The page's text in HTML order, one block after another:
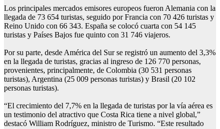
Los principales mercados emisores europeos fueron Alemania con la
llegada de 73 654 turistas, seguido por Francia con 70 426 turistas y
Reino Unido con 66 343. España se colocó cuarta con 54 145
turistas y Países Bajos fue quinto con 31 746 viajeros.
Por su parte, desde América del Sur se registró un aumento del 3,3%
en la llegada de turistas, gracias al ingreso de 126 770 personas,
provenientes, principalmente, de Colombia (30 531 personas
turistas), Argentina (25 009 personas turistas) y Brasil (20 102
personas turistas).
“El crecimiento del 7,7% en la llegada de turistas por la vía aérea es
un testimonio del atractivo que Costa Rica tiene a nivel global,”
destacó William Rodríguez, ministro de Turismo. “Este resultado